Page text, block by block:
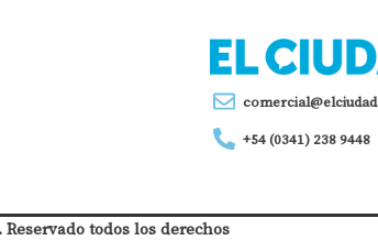
+54 (0341) 238 9448
todos los derechos